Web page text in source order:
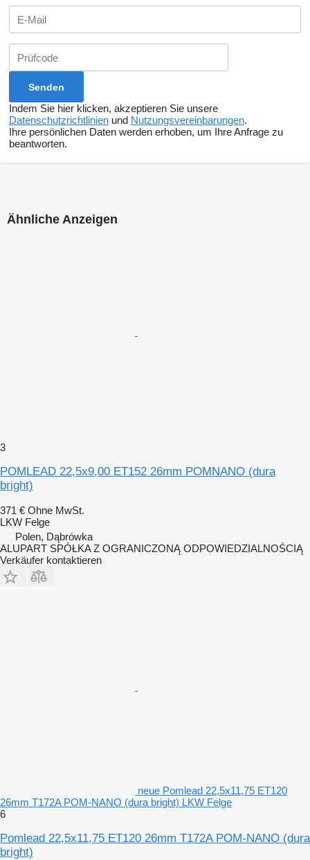
Indem Sie hier klicken, akzeptieren Sie unsere
Datenschutzrichtlinien und Nutzungsvereinbarungen.
Ihre persönlichen Daten werden erhoben, um Ihre Anfrage zu
beantworten.
Ähnliche Anzeigen
3
POMLEAD 22,5x9,00 ET152 26mm POMNANO (dura
bright)
371 € Ohne MwSt.
LKW Felge
Polen, Dąbrówka
ALUPART SPÓŁKA Z OGRANICZONĄ ODPOWIEDZIALNOŚCIĄ
Verkäufer kontaktieren
neue Pomlead 22,5x11,75 ET120
26mm T172A POM-NANO (dura bright) LKW Felge
6
Pomlead 22,5x11,75 ET120 26mm T172A POM-NANO (dura
bright)